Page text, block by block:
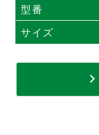
型番
サイズ